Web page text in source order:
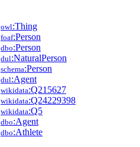
owl:Thing
foaf:Person
dbo:Person
dul:NaturalPerson
schema:Person
dul:Agent
wikidata:Q215627
wikidata:Q24229398
wikidata:Q5
dbo:Agent
dbo:Athlete